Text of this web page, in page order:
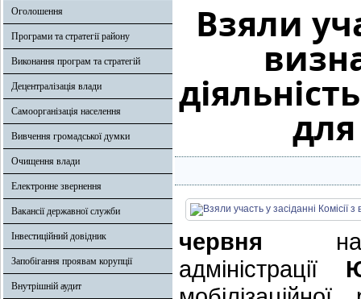
Оголошення
Програми та стратегії району
Виконання програм та стратегій
Децентралізація влади
Самоорганізація населення
Вивчення громадської думки
Очищення влади
Електронне звернення
Вакансії державної служби
Інвестиційний довідник
Запобігання проявам корупції
Внутрішній аудит
Взяли
червня
адміністрації